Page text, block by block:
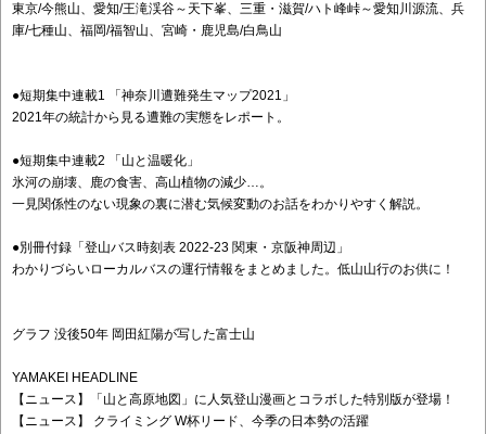
東京/今熊山、愛知/王滝渓谷～天下峯、三重・滋賀/ハト峰峠～愛知川源流、兵
庫/七種山、福岡/福智山、宮崎・鹿児島/白鳥山
●短期集中連載1 「神奈川遭難発生マップ2021」
2021年の統計から見る遭難の実態をレポート。
●短期集中連載2 「山と温暖化」
氷河の崩壊、鹿の食害、高山植物の減少…。
一見関係性のない現象の裏に潜む気候変動のお話をわかりやすく解説。
●別冊付録「登山バス時刻表 2022-23 関東・京阪神周辺」
わかりづらいローカルバスの運行情報をまとめました。低山山行のお供に！
グラフ 没後50年 岡田紅陽が写した富士山
YAMAKEI HEADLINE
【ニュース】「山と高原地図」に人気登山漫画とコラボした特別版が登場！
【ニュース】 クライミング W杯リード、今季の日本勢の活躍